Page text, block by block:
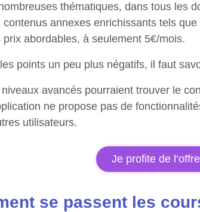
thématiques, dans tous les
contenus annexes enrichissants tels
prix abordables, à seulement 5€/mois.
points un peu plus négatifs, il faut
niveaux avancés pourraient trouver le
ne propose pas de
utilisateurs.
Je profite de
se passent les